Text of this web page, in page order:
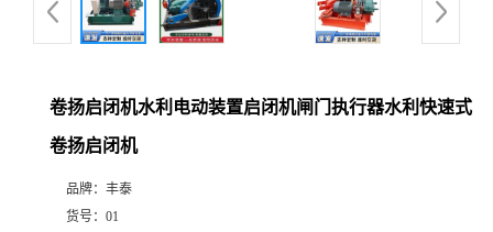
卷扬启闭机水利电动装置启闭机闸门执行器水利快速式
卷扬启闭机
品牌： 丰泰
货号： 01